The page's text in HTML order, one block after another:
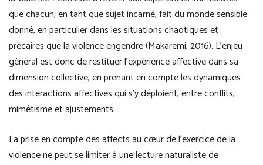
que chacun, en tant que sujet incarné, fait du monde sensible
donné, en particulier dans les situations chaotiques et
précaires que la violence engendre (Makaremi, 2016). L’enjeu
général est donc de restituer l’expérience affective dans sa
dimension collective, en prenant en compte les dynamiques
des interactions affectives qui s’y déploient, entre conflits,
mimétisme et ajustements.
La prise en compte des affects au cœur de l’exercice de la
violence ne peut se limiter à une lecture naturaliste de